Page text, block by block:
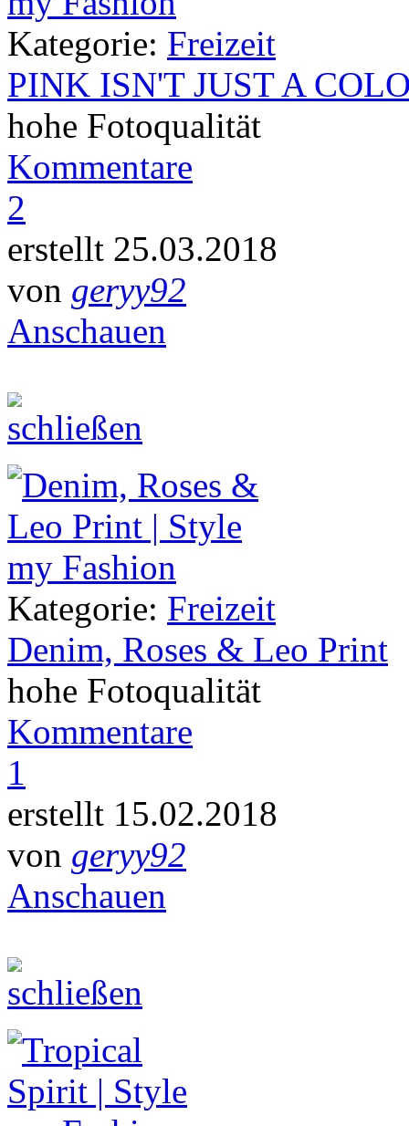
Kategorie: Freizeit
PINK ISN'T JUST A
hohe Fotoqualität
Kommentare
2
erstellt 25.03.2018
von geryy92
Anschauen
Kategorie: Freizeit
Denim, Roses & Leo Print
hohe Fotoqualität
Kommentare
1
erstellt 15.02.2018
von geryy92
Anschauen